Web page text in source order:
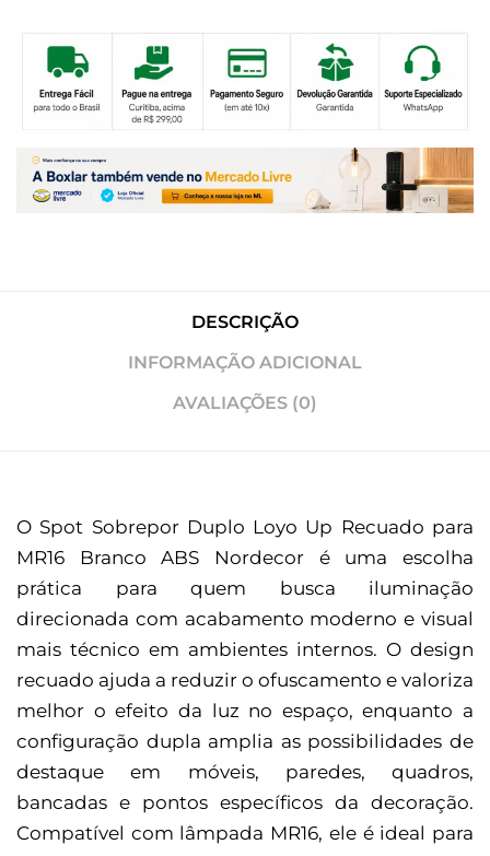
DESCRIÇÃO
INFORMAÇÃO ADICIONAL
AVALIAÇÕES (0)
O Spot Sobrepor Duplo Loyo Up Recuado para
MR16 Branco ABS Nordecor é uma escolha
prática para quem busca iluminação
direcionada com acabamento moderno e visual
mais técnico em ambientes internos. O design
recuado ajuda a reduzir o ofuscamento e valoriza
melhor o efeito da luz no espaço, enquanto a
configuração dupla amplia as possibilidades de
destaque em móveis, paredes, quadros,
bancadas e pontos específicos da decoração.
Compatível com lâmpada MR16, ele é ideal para